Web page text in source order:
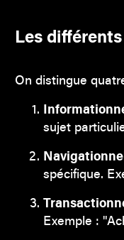
Les
On distingue
sujet
spécifique.
Exemple :